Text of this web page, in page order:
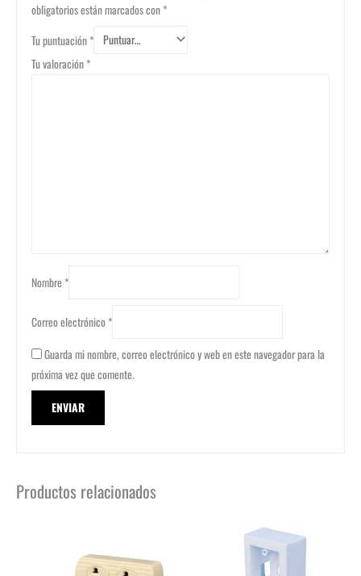
obligatorios están marcados con*
Tu puntuación*
Tu valoración*
Nombre *
Correo electrónico*
Guarda mi nombre, correo electrónico y web en este navegador para la
próxima vez que comente.
Productos relacionados